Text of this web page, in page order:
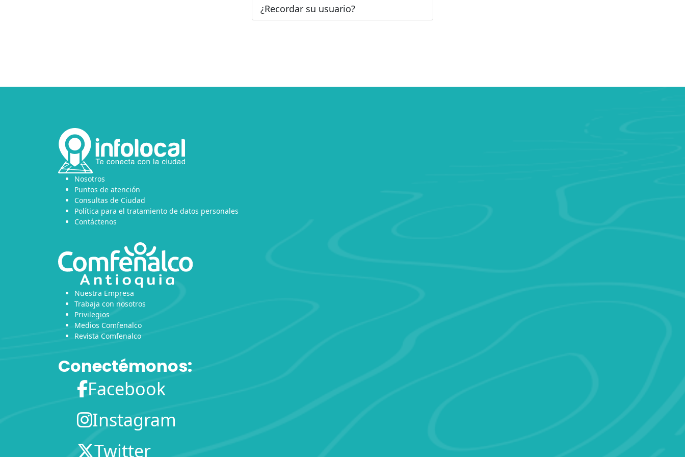
¿Recordar su usuario?
Nosotros
Puntos de atención
Consultas de Ciudad
Política para el tratamiento de datos personales
Contáctenos
Nuestra Empresa
Trabaja con nosotros
Privilegios
Medios Comfenalco
Revista Comfenalco
Conectémonos:
Facebook
Instagram
Twitter